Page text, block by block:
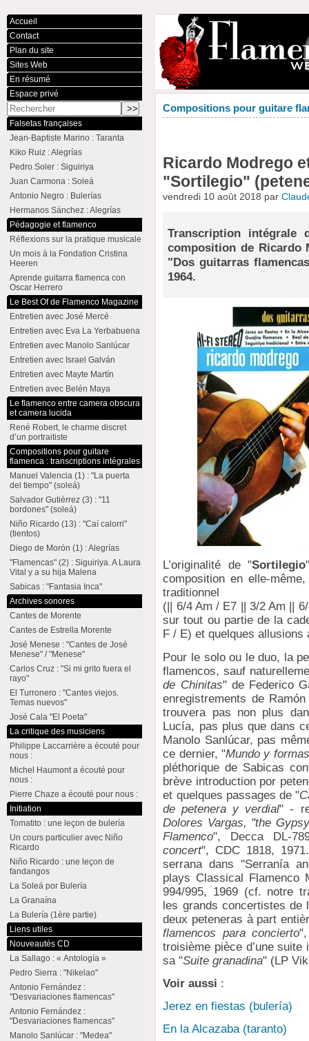
Compositions pour guitare
Ricardo Modrego
"Sortilegio"
vendredi 10 août 2018 par
Transcription
composition de Ricardo
"Dos guitarras
1964.
L’originalité de "Sortilegio
composition en elle-
traditionnel
(|| 6/4 Am / E7 || 3/2 Am ||
sur tout ou partie de la
F / E) et quelques allusions
Pour le solo ou le duo, la
flamencos, sauf
de Chinitas" de Federico
enregistrements de
trouvera pas non plus
Lucía, pas plus que dans
Manolo Sanlúcar, pas
ce dernier, "Mundo y
pléthorique de Sabicas
brève introduction por
et quelques passages de "
de petenera y verdial" -
Dolores Vargas, "the
Flamenco", Decca DL-
concert", CDC 1818,
serrana dans "Serranía
plays Classical Flamenco
994/995, 1969 (cf. notre
les grands concertistes de
deux peteneras à part
flamencos para concierto
troisième pièce d’une suite
sa "Suite granadina" (LP
Voir aussi :
Jerez en fiestas (bulería)
En la Alcazaba (taranto)
Accueil
Contact
Plan du site
Sites Web
En résumé
Espace privé
Falsetas françaises
Jean-Baptiste Marino : Taranta
Kiko Ruiz : Alegrías
Pedro Soler : Siguiriya
Juan Carmona : Soleá
Antonio Negro : Bulerías
Hermanos Sánchez : Alegrías
Pédagogie et flamenco
Réflexions sur la pratique musicale
Un mois à la Fondation Cristina
Heeren
Aprende guitarra flamenca con
Oscar Herrero
Le Best Of de Flamenco Magazine
Entretien avec José Mercé
Entretien avec Eva La Yerbabuena
Entretien avec Manolo Sanlúcar
Entretien avec Israel Galván
Entretien avec Mayte Martín
Entretien avec Belén Maya
Le flamenco entre camera obscura
et camera lucida
René Robert, le charme discret
d’un portraitiste
Compositions pour guitare
flamenca : transcriptions intégrales
Manuel Valencia (1) : "La puerta
del tiempo" (soleá)
Salvador Gutiérrez (3) : "11
bordones" (soleá)
Niño Ricardo (13) : "Caí calorri"
(tientos)
Diego de Morón (1) : Alegrías
"Flamencas" (2) : Siguiriya. A Laura
Vital y a su hija Malena
Sabicas : "Fantasia Inca"
Archives sonores
Cantes de Morente
Cantes de Estrella Morente
José Menese : "Cantes de José
Menese" / "Menese"
Carlos Cruz : "Si mi grito fuera el
rayo"
El Turronero : "Cantes viejos.
Temas nuevos"
José Cala "El Poeta"
La critique des musiciens
Philippe Laccarrière a écouté pour
nous :
Michel Haumont a écouté pour
nous :
Pierre Chaze a écouté pour nous :
Initiation
Tomatito : une leçon de bulería
Un cours particulier avec Niño
Ricardo
Niño Ricardo : une leçon de
fandangos
La Soleá por Bulería
La Granaína
La Bulería (1ère partie)
Liens utiles
Nouveautés CD
La Sallago : « Antología »
Pedro Sierra : "Nikelao"
Antonio Fernández :
"Desvariaciones flamencas"
Antonio Fernández :
"Desvariaciones flamencas"
Manolo Sanlúcar : "Medea"